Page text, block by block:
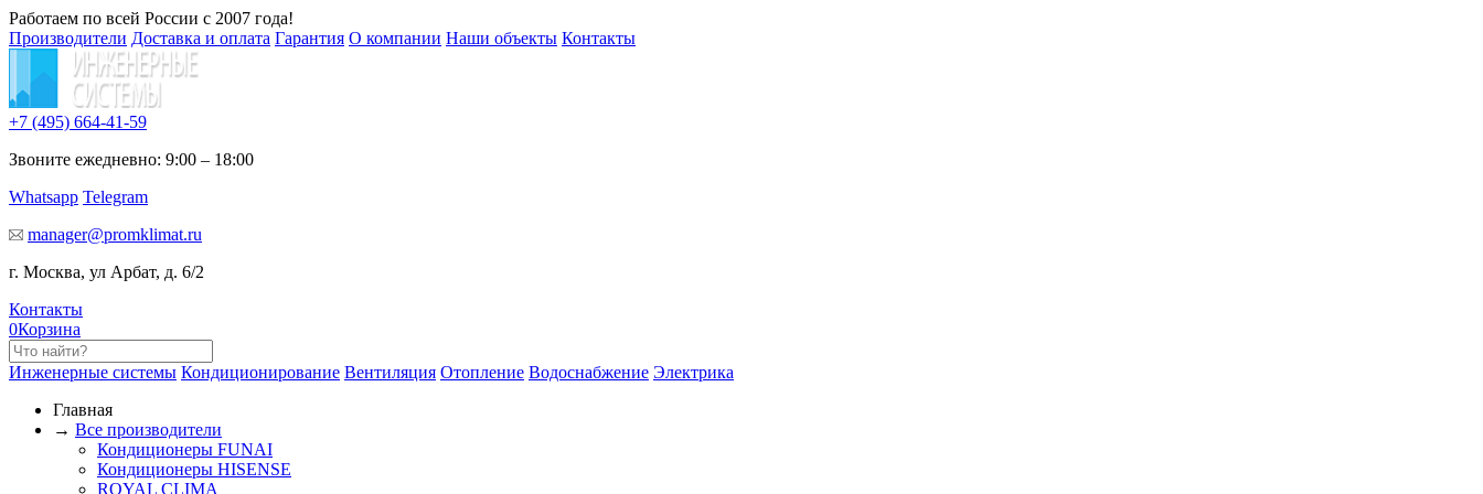
Работаем по всей России с 2007 года!
Производители Доставка и оплата Гарантия О компании Наши объекты Контакты
+7 (495) 664-41-59
Звоните ежедневно: 9:00 – 18:00
Whatsapp Telegram
manager@promklimat.ru
г. Москва, ул Арбат, д. 6/2
Контакты
0Корзина
Инженерные системы Кондиционирование Вентиляция Отопление Водоснабжение Электрика
Главная
→ Все производители
Кондиционеры FUNAI
Кондиционеры HISENSE
ROYAL CLIMA